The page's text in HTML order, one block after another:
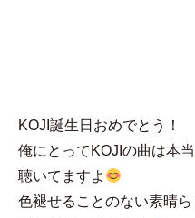
KOJI誕生日おめでとう！
俺にとってKOJIの曲は本
聴いてますよ
色褪せることのない素晴